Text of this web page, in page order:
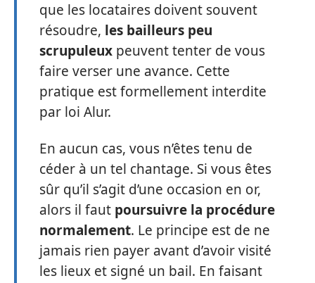
que les locataires doivent souvent
résoudre, les bailleurs peu
scrupuleux peuvent tenter de vous
faire verser une avance. Cette
pratique est formellement interdite
par loi Alur.
En aucun cas, vous n’êtes tenu de
céder à un tel chantage. Si vous êtes
sûr qu’il s’agit d’une occasion en or,
alors il faut poursuivre la procédure
normalement. Le principe est de ne
jamais rien payer avant d’avoir visité
les lieux et signé un bail. En faisant